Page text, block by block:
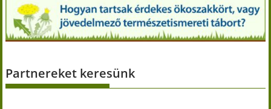
Partnereket keresünk